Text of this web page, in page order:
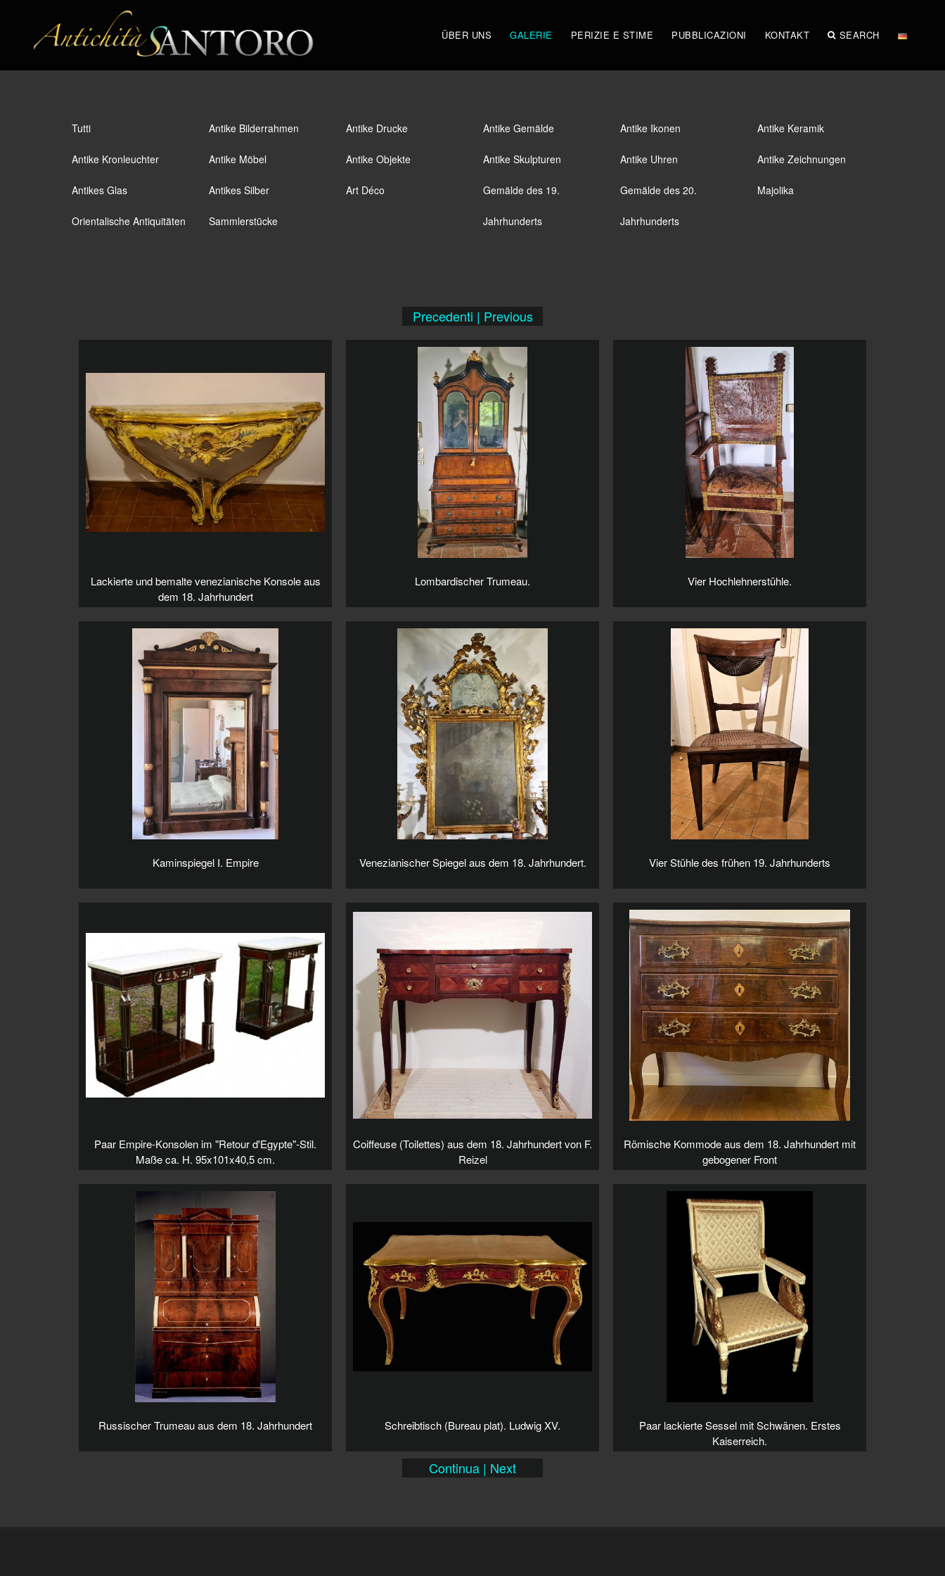
ÜBER UNS GALERIE PERIZIE E STIME PUBBLICAZIONI KONTAKT SEARCH
Tutti Antike Bilderrahmen Antike Drucke Antike Gemälde Antike Ikonen Antike Keramik
Antike Kronleuchter Antike Möbel Antike Objekte Antike Skulpturen Antike Uhren Antike Zeichnungen
Antikes Glas Antikes Silber Art Déco Gemälde des 19.
Jahrhunderts
Gemälde des 20.
Jahrhunderts
Majolika
Orientalische Antiquitäten Sammlerstücke
Precedenti | Previous
Lackierte und bemalte venezianische Konsole aus
dem 18. Jahrhundert
Lombardischer Trumeau. Vier Hochlehnerstühle.
Kaminspiegel I. Empire Venezianischer Spiegel aus dem 18. Jahrhundert. Vier Stühle des frühen 19. Jahrhunderts
Paar Empire-Konsolen im "Retour d'Egypte"-Stil.
Maße ca. H. 95x101x40,5 cm.
Coiffeuse (Toilettes) aus dem 18. Jahrhundert von F.
Reizel
Römische Kommode aus dem 18. Jahrhundert mit
gebogener Front
Russischer Trumeau aus dem 18. Jahrhundert Schreibtisch (Bureau plat). Ludwig XV.
Paar lackierte Sessel mit Schwänen. Erstes
Kaiserreich.
Continua | Next